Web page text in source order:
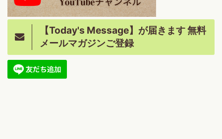
【Today's Message】が届きます 無料
メールマガジンご登録